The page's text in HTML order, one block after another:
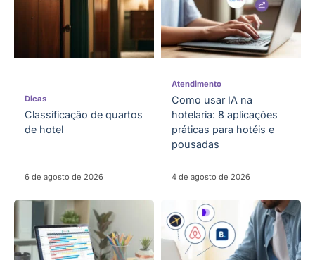
Dicas
Classificação de quartos
de hotel
6 de agosto de 2026
Atendimento
Como usar IA na
hotelaria: 8 aplicações
práticas para hotéis e
pousadas
4 de agosto de 2026